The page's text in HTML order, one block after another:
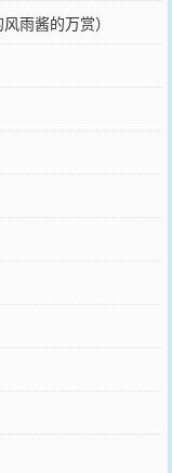
雨酱的万赏）